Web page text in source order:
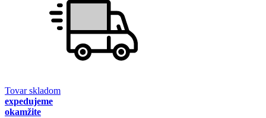
Tovar skladom
expedujeme
okamžite